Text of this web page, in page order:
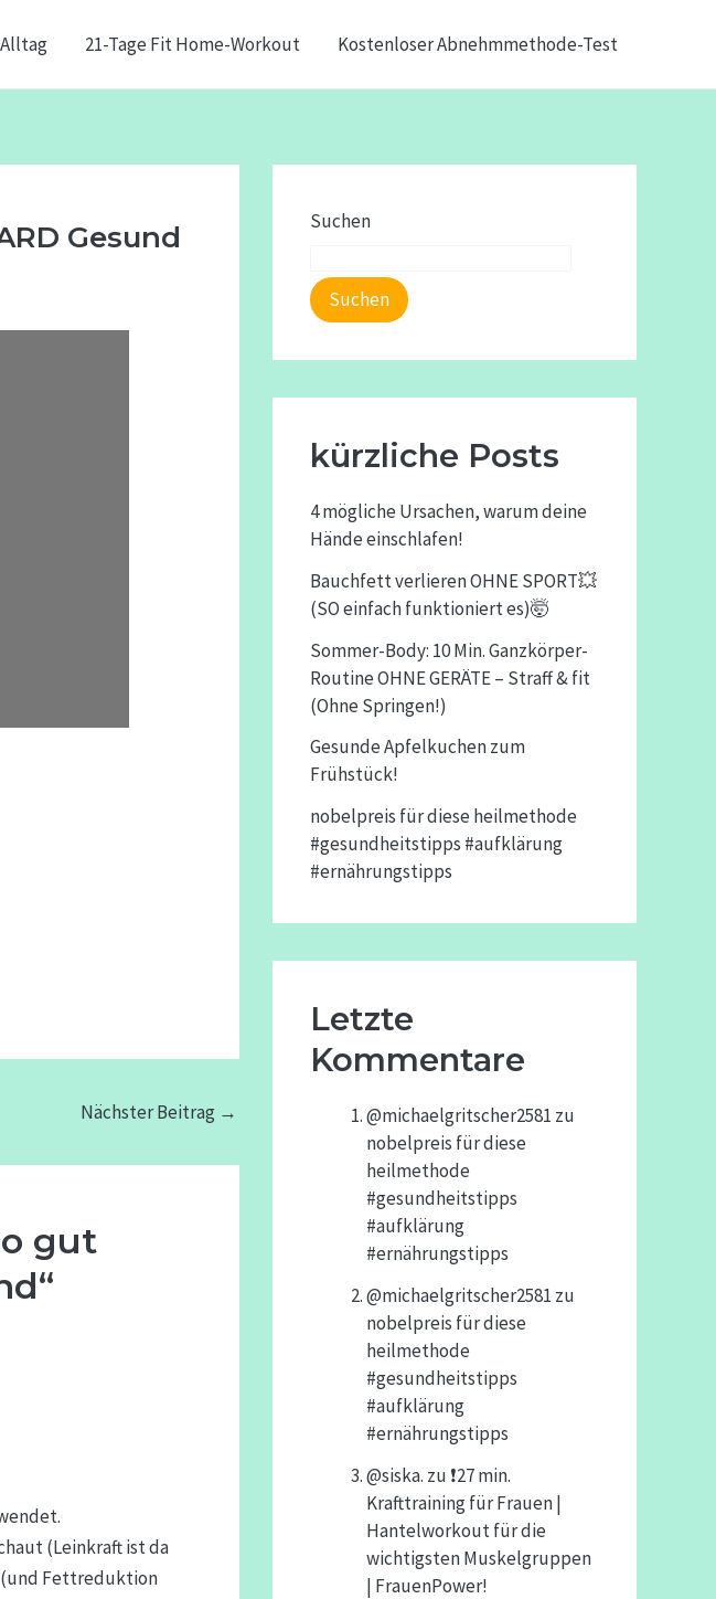
21-Tage Fit Home-Workout Kostenloser Abnehmmethode-Test
Gesund
Nächster Beitrag →
gut
(Leinkraft ist da
(und Fettreduktion
Suchen
Suchen
kürzliche Posts
4 mögliche Ursachen, warum deine
Hände einschlafen!
Bauchfett verlieren OHNE SPORT💥
(SO einfach funktioniert es)🤯
Sommer-Body: 10 Min. Ganzkörper-
Routine OHNE GERÄTE – Straff & fit
(Ohne Springen!)
Gesunde Apfelkuchen zum
Frühstück!
nobelpreis für diese heilmethode
#gesundheitstipps #aufklärung
#ernährungstipps
Letzte
Kommentare
@michaelgritscher2581 zu
nobelpreis für diese
heilmethode
#gesundheitstipps
#aufklärung
#ernährungstipps
@michaelgritscher2581 zu
nobelpreis für diese
heilmethode
#gesundheitstipps
#aufklärung
#ernährungstipps
@siska. zu ❗️27 min.
Krafttraining für Frauen |
Hantelworkout für die
wichtigsten Muskelgruppen
| FrauenPower!